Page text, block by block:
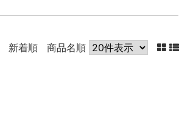
新着順 商品名順